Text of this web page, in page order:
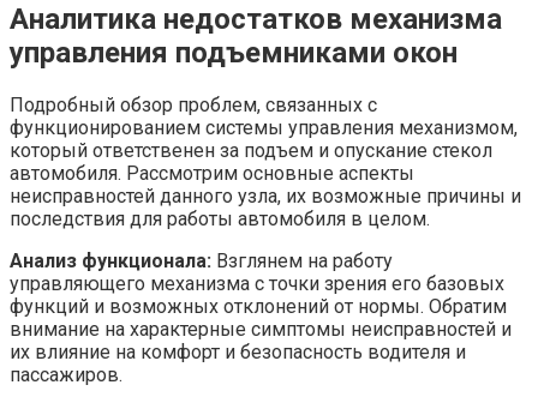
Аналитика недостатков механизма
управления подъемниками окон
Подробный обзор проблем, связанных с
функционированием системы управления механизмом,
который ответственен за подъем и опускание стекол
автомобиля. Рассмотрим основные аспекты
неисправностей данного узла, их возможные причины и
последствия для работы автомобиля в целом.
Анализ функционала: Взглянем на работу
управляющего механизма с точки зрения его базовых
функций и возможных отклонений от нормы. Обратим
внимание на характерные симптомы неисправностей и
их влияние на комфорт и безопасность водителя и
пассажиров.